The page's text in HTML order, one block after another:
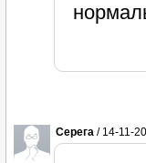
Серега / 14-11-